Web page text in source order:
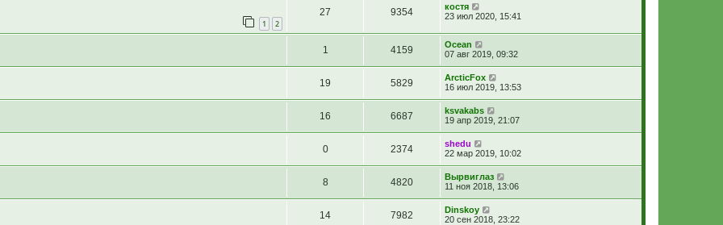
1 2
27 9354
костя
23 июл 2020, 15:41
1 4159
Ocean
07 авг 2019, 09:32
19 5829
ArcticFox
16 июл 2019, 13:53
16 6687
ksvakabs
19 апр 2019, 21:07
0 2374
shedu
22 мар 2019, 10:02
8 4820
Вырвиглаз
11 ноя 2018, 13:06
14 7982
Dinskoy
20 сен 2018, 23:22